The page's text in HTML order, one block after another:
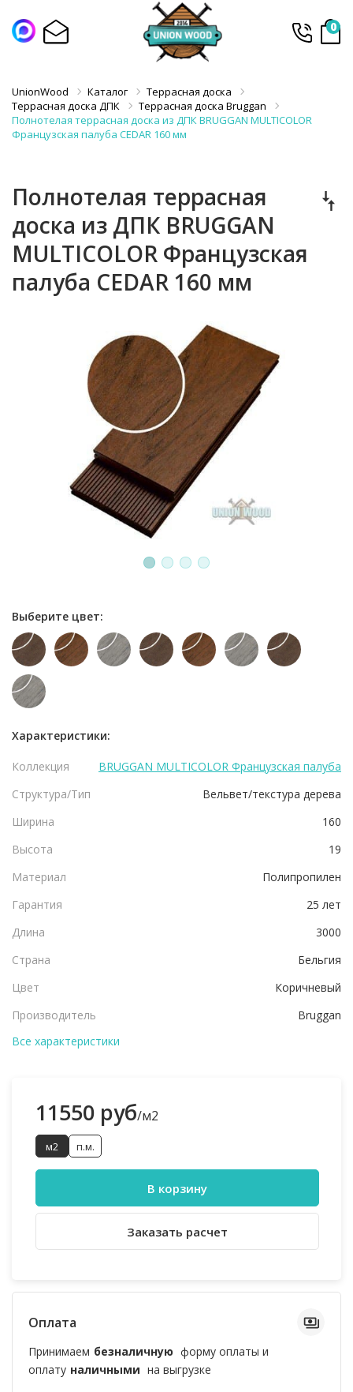
0
UnionWood Каталог
Террасная доска
Террасная доска ДПК
Террасная доска Bruggan
Полнотелая террасная доска из ДПК BRUGGAN MULTICOLOR
Французская палуба CEDAR 160 мм
Полнотелая террасная
доска из ДПК BRUGGAN
MULTICOLOR Французская
палуба CEDAR 160 мм
1 2 3 4
Выберите цвет:
Характеристики:
Коллекция
BRUGGAN MULTICOLOR Французская палуба
Структура/Тип
Вельвет/текстура дерева
Ширина
160
Высота
19
Материал
Полипропилен
Гарантия
25 лет
Длина
3000
Страна
Бельгия
Цвет
Коричневый
Производитель
Bruggan
Все характеристики
11550 руб/м2
м2 п.м.
В корзину
Заказать расчет
Оплата
Принимаем безналичную форму оплаты и
оплату наличными на выгрузке